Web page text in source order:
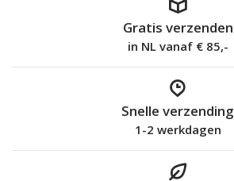
Gratis verzenden
in NL vanaf € 85,-
Snelle verzending
1-2 werkdagen